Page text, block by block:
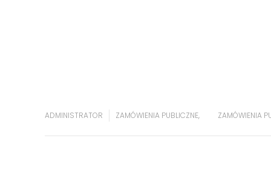
ADMINISTRATOR ZAMÓWIENIA PUBLICZNE, ZAMÓWIENIA